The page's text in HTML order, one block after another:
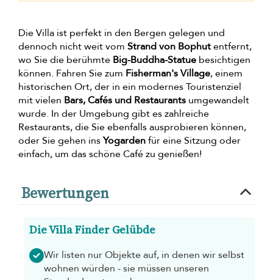
Die Villa ist perfekt in den Bergen gelegen und
dennoch nicht weit vom Strand von Bophutentfernt,
wo Sie die berühmte Big-Buddha-Statue besichtigen
können. Fahren Sie zum Fisherman's Village, einem
historischen Ort, der in ein modernes Touristenziel
mit vielen Bars, Cafés und Restaurants umgewandelt
wurde. In der Umgebung gibt es zahlreiche
Restaurants, die Sie ebenfalls ausprobieren können,
oder Sie gehen insYogardenfür eine Sitzung oder
einfach, um das schöne Café zu genießen!
Bewertungen
Die Villa Finder Gelübde
Wir listen nur Objekte auf, in denen wir selbst
wohnen würden - sie müssen unseren